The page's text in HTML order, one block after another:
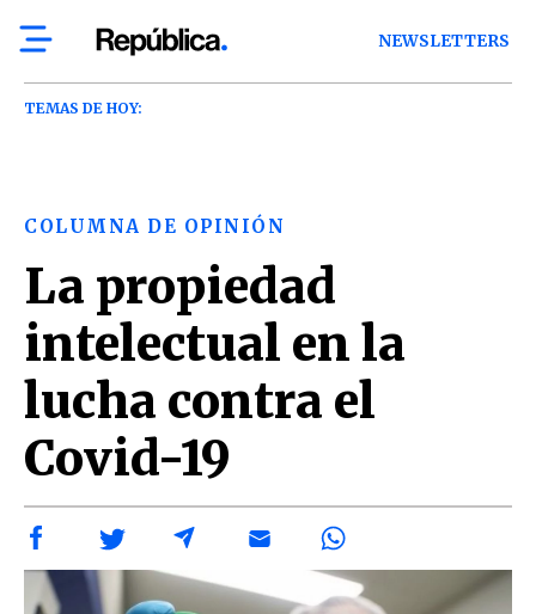
NEWSLETTERS
TEMAS DE HOY:
COLUMNA DE OPINIÓN
La propiedad
intelectual en la
lucha contra el
Covid-19